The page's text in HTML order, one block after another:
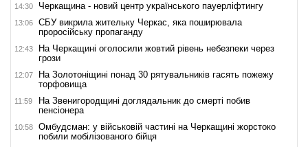
14:30 Черкащина - новий центр українського пауерліфтингу
13:06
СБУ викрила жительку Черкас, яка поширювала
проросійську пропаганду
12:43
На Черкащині оголосили жовтий рівень небезпеки через
грози
12:07
На Золотоніщині понад 30 рятувальників гасять пожежу
торфовища
11:59
На Звенигородщині доглядальник до смерті побив
пенсіонера
10:58
Омбудсман: у військовій частині на Черкащині жорстоко
побили мобілізованого бійця